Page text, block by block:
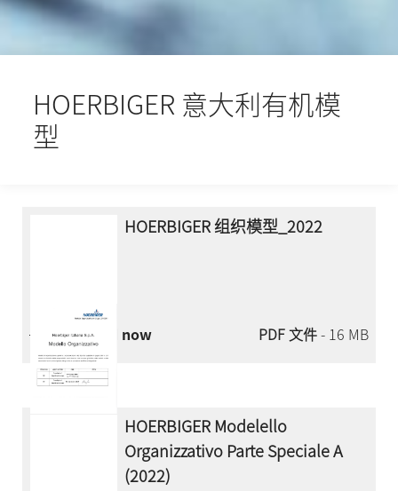
HOERBIGER 意大利有机模
型
HOERBIGER 组织模型_2022
Download now PDF 文件- 16 MB
HOERBIGER Modelello
Organizzativo Parte Speciale A
(2022)